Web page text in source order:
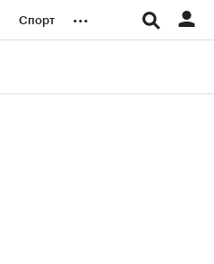
Спорт ...